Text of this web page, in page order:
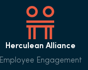
Herculean Alliance
Employee Engagement